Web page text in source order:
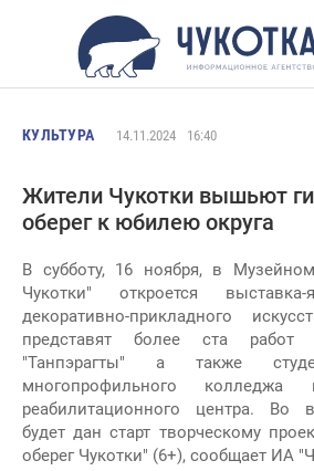
КУЛЬТУРА 14.11.2024 16:40
Жители Чукотки вышьют
оберег к юбилею округа
В субботу, 16 ноября, в
Чукотки" откроется выставка-
декоративно-прикладного
представят более ста работ
"Танпэрагты" а также
многопрофильного колледжа
реабилитационного центра. Во
будет дан старт творческому
оберег Чукотки" (6+), сообщает ИА